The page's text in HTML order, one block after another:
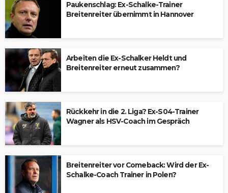
Paukenschlag: Ex-Schalke-Trainer
Breitenreiter übernimmt in Hannover
Arbeiten die Ex-Schalker Heldt und
Breitenreiter erneut zusammen?
Rückkehr in die 2. Liga? Ex-S04-Trainer
Wagner als HSV-Coach im Gespräch
Breitenreiter vor Comeback: Wird der Ex-
Schalke-Coach Trainer in Polen?